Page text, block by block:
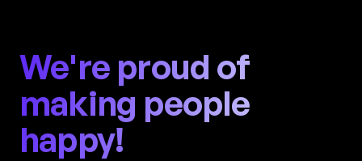
We're proud of
making people
happy!